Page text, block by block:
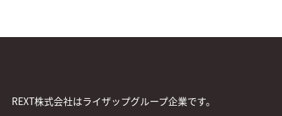
REXT株式会社はライザップグループ企業です。